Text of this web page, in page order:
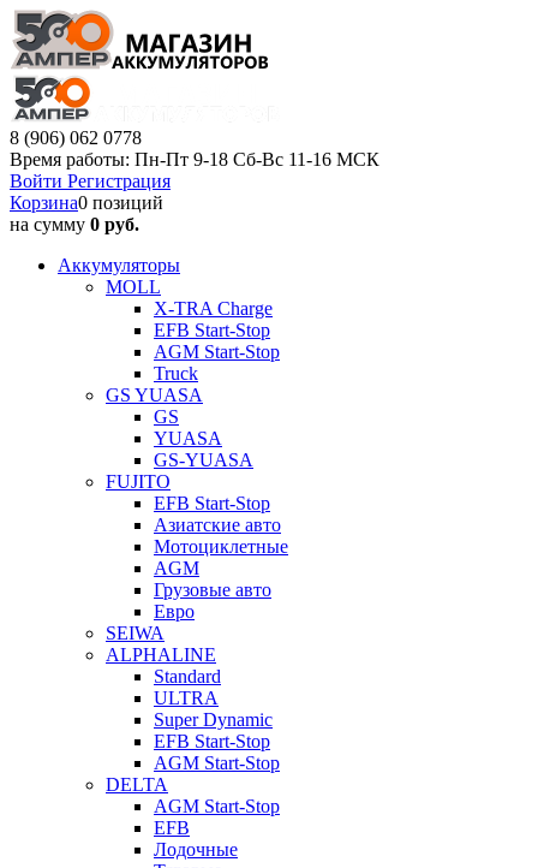
8 (906) 062 0778
Время работы: Пн-Пт 9-18 Сб-Вс 11-16 МСК
Войти Регистрация
Корзина0 позиций
на сумму 0 руб.
Аккумуляторы
MOLL
X-TRA Charge
EFB Start-Stop
AGM Start-Stop
Truck
GS YUASA
GS
YUASA
GS-YUASA
FUJITO
EFB Start-Stop
Азиатские авто
Мотоциклетные
AGM
Грузовые авто
Евро
SEIWA
ALPHALINE
Standard
ULTRA
Super Dynamic
EFB Start-Stop
AGM Start-Stop
DELTA
AGM Start-Stop
EFB
Лодочные